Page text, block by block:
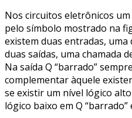
Nos circuitos eletrônicos
pelo símbolo mostrado na
existem duas entradas, uma
duas saídas, uma chamada
Na saída Q “barrado”
complementar àquele
se existir um nível lógico
lógico baixo em Q “barrado”